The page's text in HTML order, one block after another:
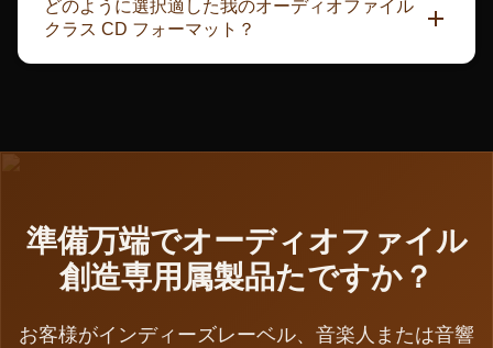
也意味着最终完成品更接近マスターテープ原始声音。
方不同、可できる底噪と耐久性がある性方面略違いが
ある。現代技術大幅に改善されたカラーレコードの品
ニールレコード；視覚のなコレクション価値を重視す
どのように選択適した我のオーディオファイル
クラス CD フォーマット？
お客様の具体ニーズ提供プロフェッショナル提案。
準備万端でオーディオファイル
創造専用属製品たですか？
お客様がインディーズレーベル、音楽人または音響